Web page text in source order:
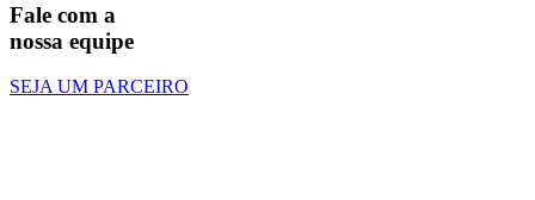
Fale com a
nossa equipe
SEJA UM PARCEIRO